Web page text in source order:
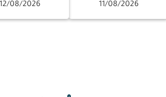
11/08/2026
12/08/2026